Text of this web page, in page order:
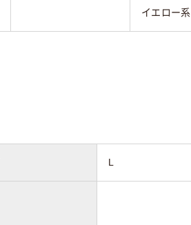
イエロー系
L